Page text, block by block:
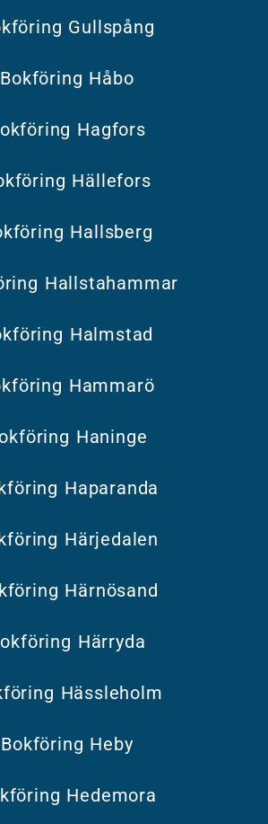
Gullspång
Bokföring Håbo
Hagfors
Hällefors
Hallsberg
Hallstahammar
Halmstad
Hammarö
Haninge
Haparanda
Härjedalen
Härnösand
Härryda
Hässleholm
Bokföring Heby
Hedemora